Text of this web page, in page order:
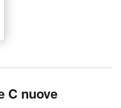
C nuove